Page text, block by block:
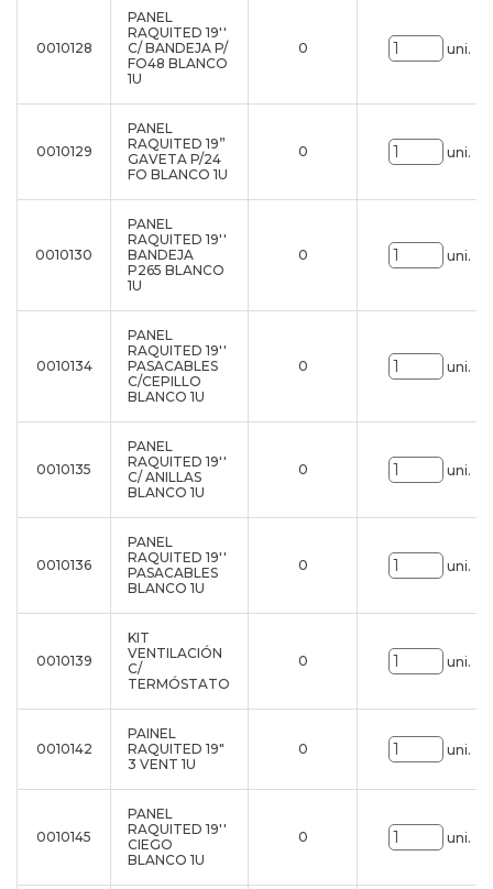
0010128
PANEL
RAQUITED 19''
C/ BANDEJA P/
FO48 BLANCO
1U
0 uni.
0010129
PANEL
RAQUITED 19”
GAVETA P/24
FO BLANCO 1U
0 uni.
0010130
PANEL
RAQUITED 19''
BANDEJA
P265 BLANCO
1U
0 uni.
0010134
PANEL
RAQUITED 19''
PASACABLES
C/CEPILLO
BLANCO 1U
0 uni.
0010135
PANEL
RAQUITED 19''
C/ ANILLAS
BLANCO 1U
0 uni.
0010136
PANEL
RAQUITED 19''
PASACABLES
BLANCO 1U
0 uni.
0010139
KIT
VENTILACIÓN
C/
TERMÓSTATO
0 uni.
0010142
PAINEL
RAQUITED 19"
3 VENT 1U
0 uni.
0010145
PANEL
RAQUITED 19''
CIEGO
BLANCO 1U
0 uni.